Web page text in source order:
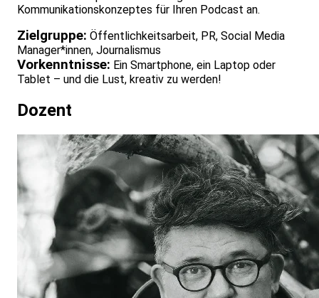
Kommunikationskonzeptes für Ihren Podcast an.
Zielgruppe: Öffentlichkeitsarbeit, PR, Social Media
Manager*innen, Journalismus
Vorkenntnisse: Ein Smartphone, ein Laptop oder
Tablet – und die Lust, kreativ zu werden!
Dozent